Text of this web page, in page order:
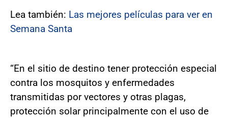
Lea también: Las mejores películas para ver en
Semana Santa
“En el sitio de destino tener protección especial
contra los mosquitos y enfermedades
transmitidas por vectores y otras plagas,
protección solar principalmente con el uso de